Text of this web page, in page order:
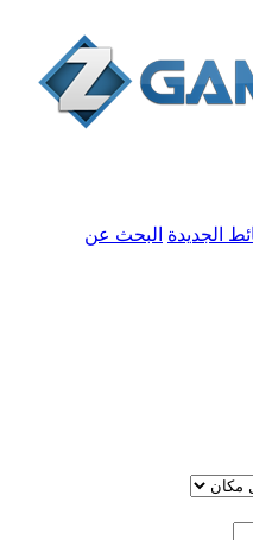
الجديدة البحث عن